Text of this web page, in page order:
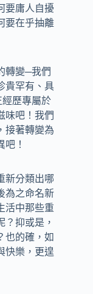
要庸人自擾
要在乎抽離
轉變─我們
貴罕有、具
歷專屬於
味吧！我們
接著轉變為
！
新分類出哪
為之命名新
活中那些重
抑或是，
也的確，如
快樂，更遑